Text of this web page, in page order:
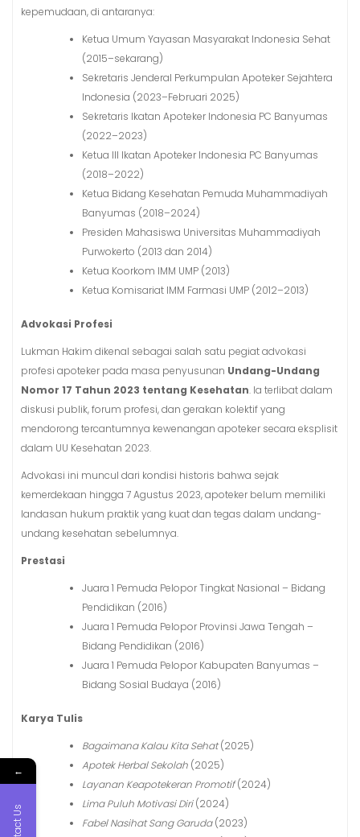
kepemudaan, di antaranya:
Ketua Umum Yayasan Masyarakat Indonesia Sehat
(2015–sekarang)
Sekretaris Jenderal Perkumpulan Apoteker Sejahtera
Indonesia (2023–Februari 2025)
Sekretaris Ikatan Apoteker Indonesia PC Banyumas
(2022–2023)
Ketua III Ikatan Apoteker Indonesia PC Banyumas
(2018–2022)
Ketua Bidang Kesehatan Pemuda Muhammadiyah
Banyumas (2018–2024)
Presiden Mahasiswa Universitas Muhammadiyah
Purwokerto (2013 dan 2014)
Ketua Koorkom IMM UMP (2013)
Ketua Komisariat IMM Farmasi UMP (2012–2013)
Advokasi Profesi
Lukman Hakim dikenal sebagai salah satu pegiat advokasi
profesi apoteker pada masa penyusunan Undang-Undang
Nomor 17 Tahun 2023 tentang Kesehatan. Ia terlibat dalam
diskusi publik, forum profesi, dan gerakan kolektif yang
mendorong tercantumnya kewenangan apoteker secara eksplisit
dalam UU Kesehatan 2023.
Advokasi ini muncul dari kondisi historis bahwa sejak
kemerdekaan hingga 7 Agustus 2023, apoteker belum memiliki
landasan hukum praktik yang kuat dan tegas dalam undang-
undang kesehatan sebelumnya.
Prestasi
Juara 1 Pemuda Pelopor Tingkat Nasional – Bidang
Pendidikan (2016)
Juara 1 Pemuda Pelopor Provinsi Jawa Tengah –
Bidang Pendidikan (2016)
Juara 1 Pemuda Pelopor Kabupaten Banyumas –
Bidang Sosial Budaya (2016)
Karya Tulis
Bagaimana Kalau Kita Sehat(2025)
Apotek Herbal Sekolah (2025)
Layanan Keapotekeran Promotif(2024)
Lima Puluh Motivasi Diri(2024)
Fabel Nasihat Sang Garuda(2023)
←